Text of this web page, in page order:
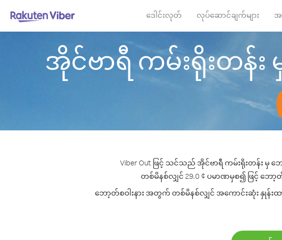
ဒေါင်းလုတ် လုပ်ဆောင်ချက်များ အ
အိုင်ဗာရီ ကမ်းရိုးတန်း
Viber Out ဖြင့် သင်သည် အိုင်ဗာရီ ကမ်းရိုးတန်း မှ
တစ်မိနစ်လျှင် 29.0 ¢ ပမာဏမှစ၍ ဖြင့် ဘေ
ဘော့တ်စဝါးနား အတွက် တစ်မိနစ်လျှင် အကောင်းဆုံး နှုန်း